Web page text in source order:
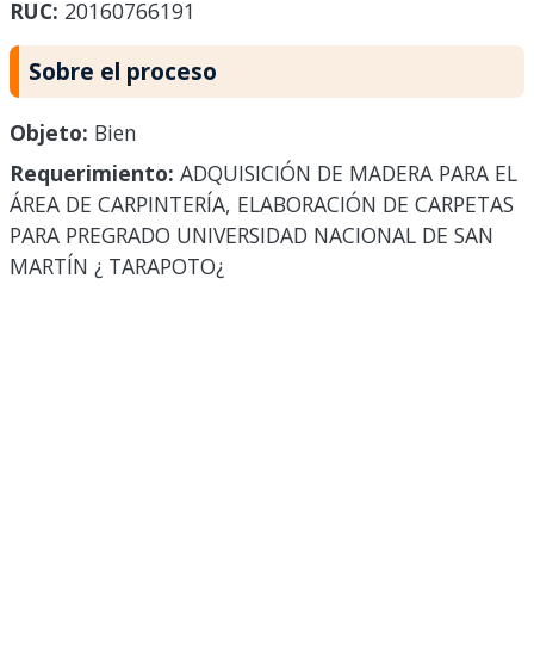
RUC: 20160766191
Sobre el proceso
Objeto: Bien
Requerimiento: ADQUISICIÓN DE MADERA PARA EL
ÁREA DE CARPINTERÍA, ELABORACIÓN DE CARPETAS
PARA PREGRADO UNIVERSIDAD NACIONAL DE SAN
MARTÍN ¿ TARAPOTO¿